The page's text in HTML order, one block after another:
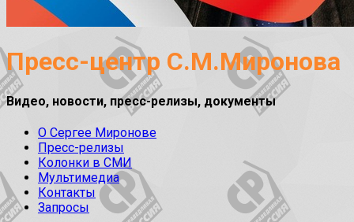
Пресс-центр С.М.Миронова
Видео, новости, пресс-релизы, документы
О Сергее Миронове
Пресс-релизы
Колонки в СМИ
Мультимедиа
Контакты
Запросы